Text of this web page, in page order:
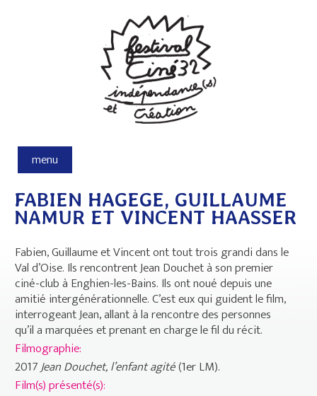
menu
FABIEN HAGEGE, GUILLAUME
NAMUR ET VINCENT HAASSER
Fabien, Guillaume et Vincent ont tout trois grandi dans le
Val d’Oise. Ils rencontrent Jean Douchet à son premier
ciné-club à Enghien-les-Bains. Ils ont noué depuis une
amitié intergénérationnelle. C’est eux qui guident le film,
interrogeant Jean, allant à la rencontre des personnes
qu’il a marquées et prenant en charge le fil du récit.
Filmographie:
2017Jean Douchet, l’enfant agité(1er LM).
Film(s) présenté(s):